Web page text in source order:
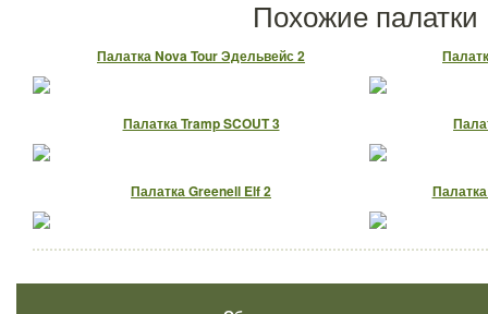
Похожие палатки
Палатка Nova Tour Эдельвейс 2
Палатка Tramp SCOUT 3
Палатка Greenell Elf 2